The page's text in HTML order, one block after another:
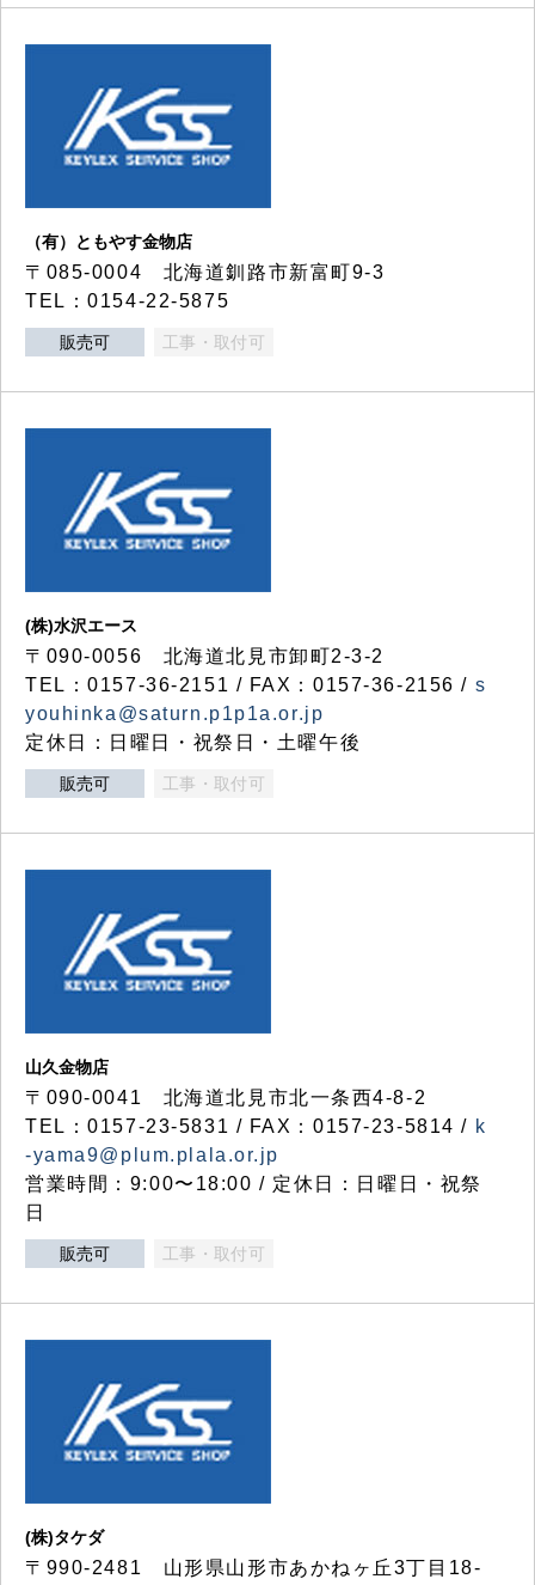
（有）ともやす金物店
〒085-0004 北海道釧路市新富町9-3
TEL：0154-22-5875
販売可 工事・取付可
(株)水沢エース
〒090-0056 北海道北見市卸町2-3-2
TEL：0157-36-2151 / FAX：0157-36-2156 / s
youhinka@saturn.p1p1a.or.jp
定休日：日曜日・祝祭日・土曜午後
販売可 工事・取付可
山久金物店
〒090-0041 北海道北見市北一条西4-8-2
TEL：0157-23-5831 / FAX：0157-23-5814 / k
-yama9@plum.plala.or.jp
営業時間：9:00〜18:00 / 定休日：日曜日・祝祭
日
販売可 工事・取付可
(株)タケダ
〒990-2481 山形県山形市あかねヶ丘3丁目18-